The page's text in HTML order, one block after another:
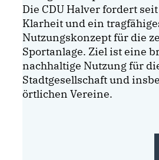
Die CDU Halver fordert
Klarheit und ein
Nutzungskonzept für die
Sportanlage. Ziel ist eine
nachhaltige Nutzung für
Stadtgesellschaft und
örtlichen Vereine.